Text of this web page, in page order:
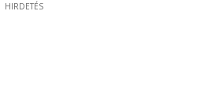
HIRDETÉS